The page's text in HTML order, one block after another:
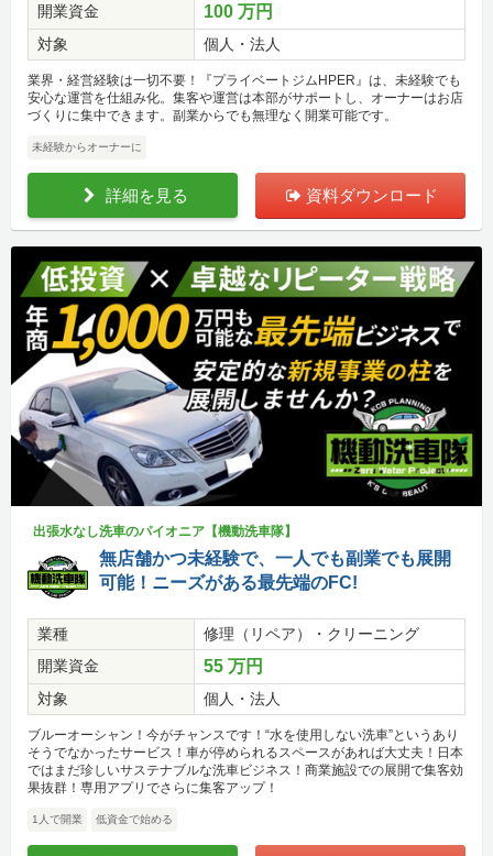
開業資金
100 万円
対象 個人・法人
業界・経営経験は一切不要！『プライベートジムHPER』は、未経験でも
安心な運営を仕組み化。集客や運営は本部がサポートし、オーナーはお店
づくりに集中できます。副業からでも無理なく開業可能です。
未経験からオーナーに
詳細を見る 資料ダウンロード
出張水なし洗車のパイオニア【機動洗車隊】
無店舗かつ未経験で、一人でも副業でも展開
可能！ニーズがある最先端のFC!
業種
修理（リペア）・クリーニング
開業資金
55 万円
対象 個人・法人
ブルーオーシャン！今がチャンスです！“水を使用しない洗車”というあり
そうでなかったサービス！車が停められるスペースがあれば大丈夫！日本
ではまだ珍しいサステナブルな洗車ビジネス！商業施設での展開で集客効
果抜群！専用アプリでさらに集客アップ！
1人で開業 低資金で始める